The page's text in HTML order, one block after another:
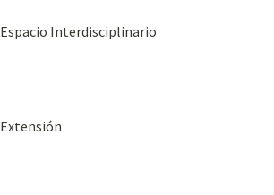
Espacio Interdisciplinario
Extensión